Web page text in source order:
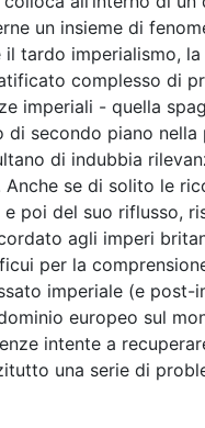
un insieme di
tardo imperialismo,
complesso di
imperiali - quella
secondo piano
di indubbia
se di solito le
e poi del suo riflusso,
agli imperi
per la
imperiale (e
europeo sul
intente a
una serie di